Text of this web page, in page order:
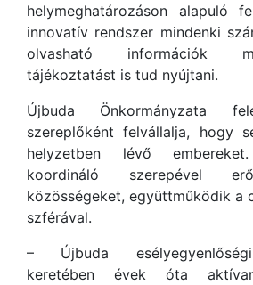
helymeghatározáson alapuló
innovatív rendszer mindenki
olvasható információk
tájékoztatást is tud nyújtani.
Újbuda Önkormányzata
szereplőként felvállalja, hogy
helyzetben lévő
koordináló szerepével
közösségeket, együttműködik a
szférával.
– Újbuda
keretében évek óta